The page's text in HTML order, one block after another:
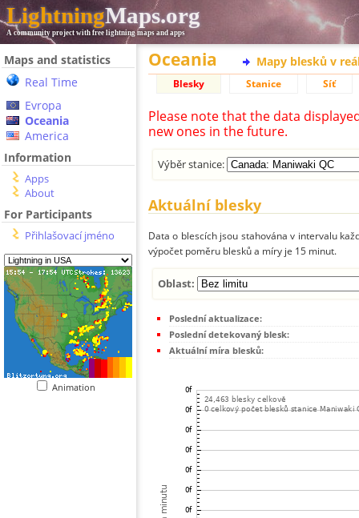
LightningMaps.org
A community project with free lightning maps and apps
Maps and statistics
Real Time
Evropa
Oceania
America
Information
Apps
About
For Participants
Přihlašovací jméno
Animation
Oceania Mapy blesků v
Blesky Stanice Síť
Please note that the data
new ones in the future.
Výběr stanice:
Aktuální blesky
Data o blescích jsou stahována v intervalu
výpočet poměru blesků a míry je 15 minut.
Oblast:
Poslední aktualizace:
Poslední detekovaný blesk:
Aktuální míra blesků: